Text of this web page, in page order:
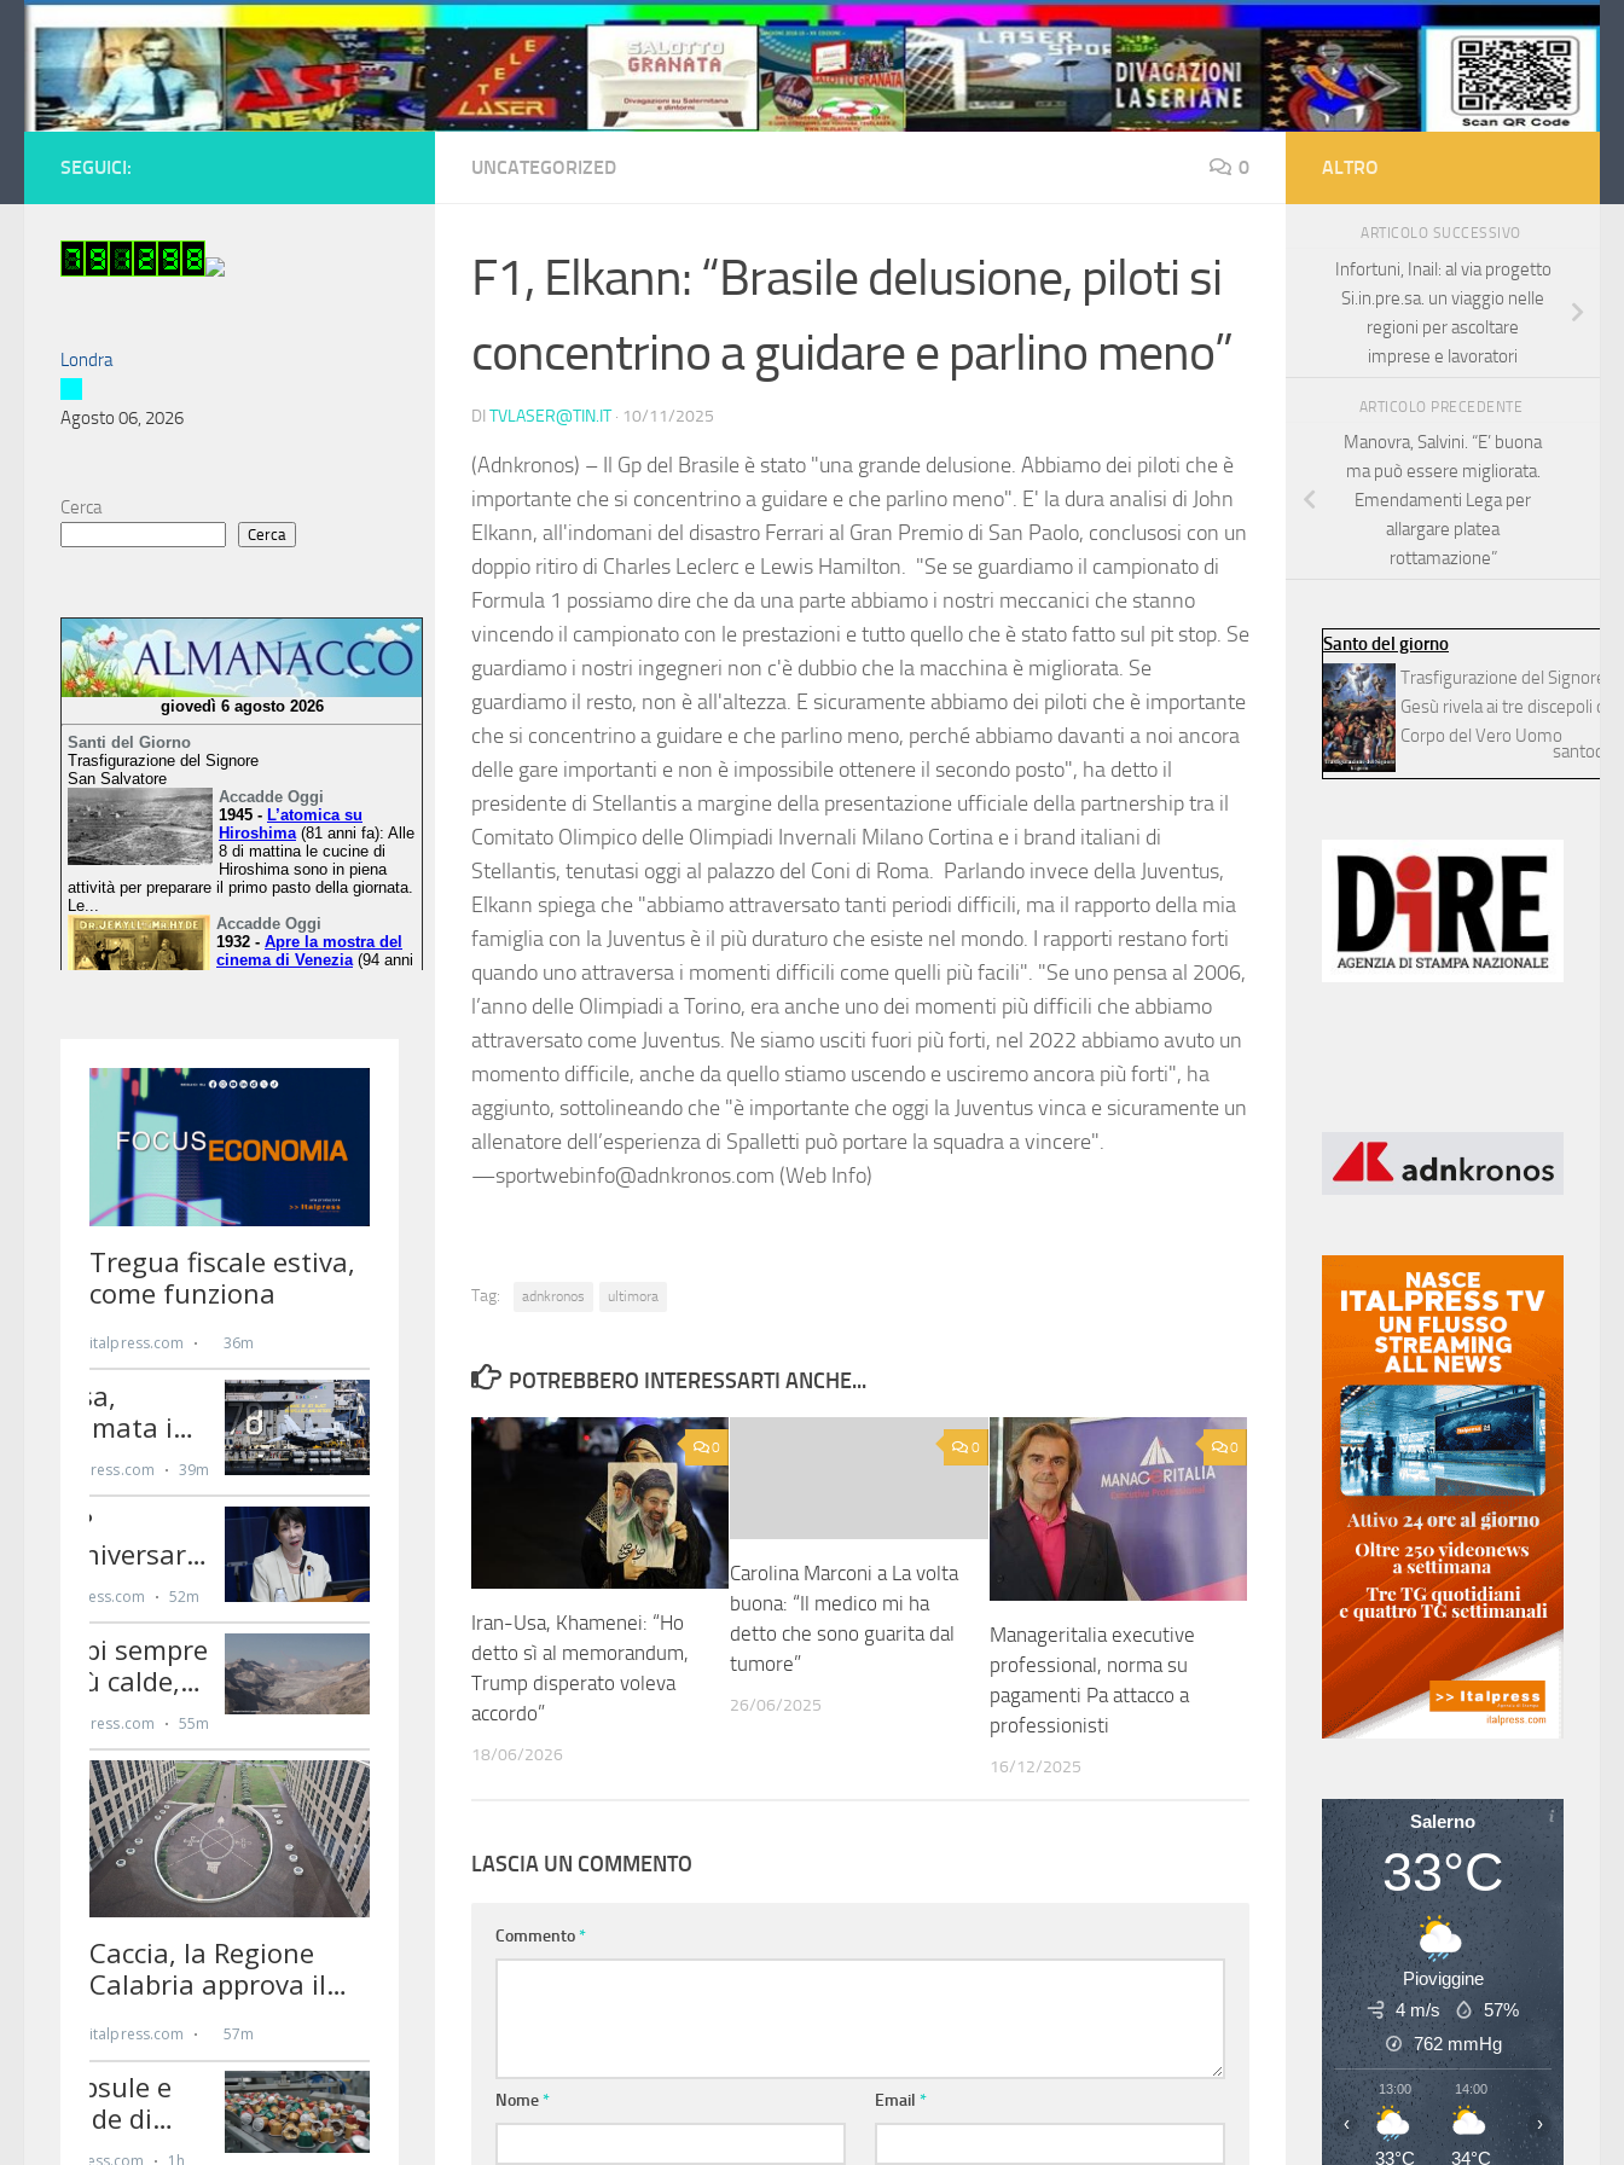
Salta al contenuto
UNCATEGORIZED 0
F1, Elkann: “Brasile delusione, piloti si
concentrino a guidare e parlino meno”
DI TVLASER@TIN.IT · 10/11/2025
(Adnkronos) – Il Gp del Brasile è stato "una grande delusione. Abbiamo dei piloti che è
importante che si concentrino a guidare e che parlino meno". E' la dura analisi di John
Elkann, all'indomani del disastro Ferrari al Gran Premio di San Paolo, conclusosi con un
doppio ritiro di Charles Leclerc e Lewis Hamilton. "Se se guardiamo il campionato di
Formula 1 possiamo dire che da una parte abbiamo i nostri meccanici che stanno
vincendo il campionato con le prestazioni e tutto quello che è stato fatto sul pit stop. Se
guardiamo i nostri ingegneri non c'è dubbio che la macchina è migliorata. Se
guardiamo il resto, non è all'altezza. E sicuramente abbiamo dei piloti che è importante
che si concentrino a guidare e che parlino meno, perché abbiamo davanti a noi ancora
delle gare importanti e non è impossibile ottenere il secondo posto", ha detto il
presidente di Stellantis a margine della presentazione ufficiale della partnership tra il
Comitato Olimpico delle Olimpiadi Invernali Milano Cortina e i brand italiani di
Stellantis, tenutasi oggi al palazzo del Coni di Roma. Parlando invece della Juventus,
Elkann spiega che "abbiamo attraversato tanti periodi difficili, ma il rapporto della mia
famiglia con la Juventus è il più duraturo che esiste nel mondo. I rapporti restano forti
quando uno attraversa i momenti difficili come quelli più facili". "Se uno pensa al 2006,
l’anno delle Olimpiadi a Torino, era anche uno dei momenti più difficili che abbiamo
attraversato come Juventus. Ne siamo usciti fuori più forti, nel 2022 abbiamo avuto un
momento difficile, anche da quello stiamo uscendo e usciremo ancora più forti", ha
aggiunto, sottolineando che "è importante che oggi la Juventus vinca e sicuramente un
allenatore dell’esperienza di Spalletti può portare la squadra a vincere".
—sportwebinfo@adnkronos.com (Web Info)
Tag: adnkronos ultimora
POTREBBERO INTERESSARTI ANCHE...
0
Iran-Usa, Khamenei: “Ho
detto sì al memorandum,
Trump disperato voleva
accordo”
18/06/2026
0
Carolina Marconi a La volta
buona: “Il medico mi ha
detto che sono guarita dal
tumore”
26/06/2025
0
Manageritalia executive
professional, norma su
pagamenti Pa attacco a
professionisti
16/12/2025
LASCIA UN COMMENTO
Commento*
Nome* Email*
SEGUICI:
Londra
Agosto 06, 2026
Cerca
Cerca
ALTRO
ARTICOLO SUCCESSIVO
Infortuni, Inail: al via progetto
Si.in.pre.sa. un viaggio nelle
regioni per ascoltare
imprese e lavoratori
ARTICOLO PRECEDENTE
Manovra, Salvini. “E’ buona
ma può essere migliorata.
Emendamenti Lega per
allargare platea
rottamazione”
Santo del giorno
Trasfigurazione del Signore
Gesù rivela ai tre discepoli
Corpo del Vero Uomo
Salerno
33°C
Pioviggine
4 m/s
57%
762 mmHg
13:00
33°C
14:00
34°C
15:00
35°C
‹ ›